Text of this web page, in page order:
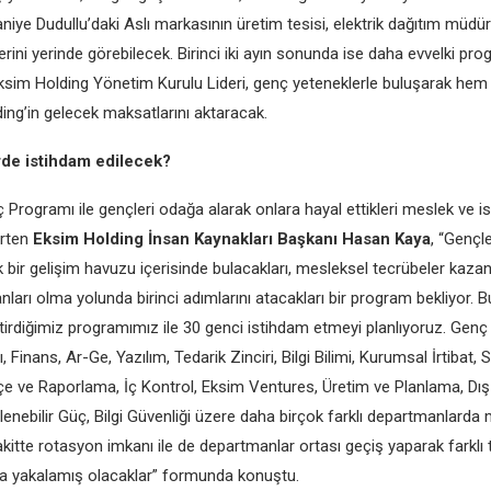
Dudullu’daki Aslı markasının üretim tesisi, elektrik dağıtım
yerinde görebilecek. Birinci iki ayın sonunda ise daha evvelki
Holding Yönetim Kurulu Lideri, genç yeteneklerle buluşarak
gelecek maksatlarını aktaracak.
istihdam edilecek?
Programı ile gençleri odağa alarak onlara hayal ettikleri meslek ve
Eksim Holding İnsan Kaynakları Başkanı Hasan Kaya,
bir gelişim havuzu içerisinde bulacakları, mesleksel tecrübeler
olma yolunda birinci adımlarını atacakları bir program bekliyor.
programımız ile 30 genci istihdam etmeyi planlıyoruz.
Finans, Ar-Ge, Yazılım, Tedarik Zinciri, Bilgi Bilimi, Kurumsal İrtibat,
ve Raporlama, İç Kontrol, Eksim Ventures, Üretim ve Planlama,
Güç, Bilgi Güvenliği üzere daha birçok farklı departmanlarda
rotasyon imkanı ile de departmanlar ortası geçiş yaparak
yakalamış olacaklar” formunda konuştu.